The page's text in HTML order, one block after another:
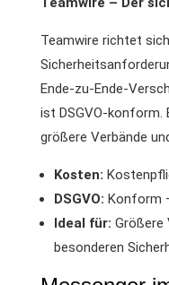
Teamwire richtet
Ende-zu-Ende-
ist DSGVO-
größere Verbände
Kosten:
DSGVO: Konform
Ideal für: Größere
besonderen